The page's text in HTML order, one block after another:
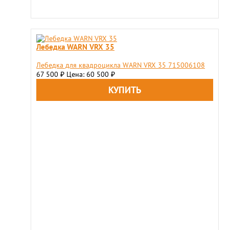
Лебедка WARN VRX 35
Лебедка для квадроцикла WARN VRX 35 715006108
67 500 ₽ Цена: 60 500 ₽